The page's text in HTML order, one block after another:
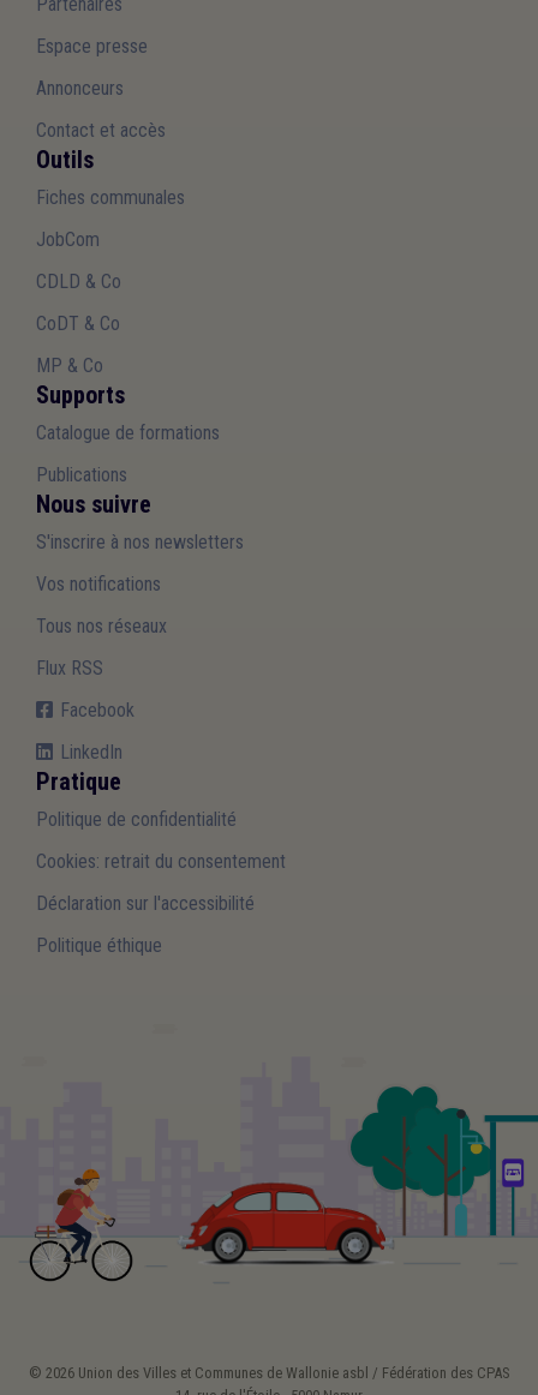
Espace presse
Annonceurs
Contact et accès
Outils
Fiches communales
JobCom
CDLD & Co
CoDT & Co
MP & Co
Supports
Catalogue de formations
Publications
Nous suivre
S'inscrire à nos newsletters
Vos notifications
Tous nos réseaux
Flux RSS
Facebook
LinkedIn
Pratique
Politique de confidentialité
Cookies: retrait du consentement
Déclaration sur l'accessibilité
Politique éthique
© 2026 Union des Villes et Communes de Wallonie asbl / Fédération des CPAS